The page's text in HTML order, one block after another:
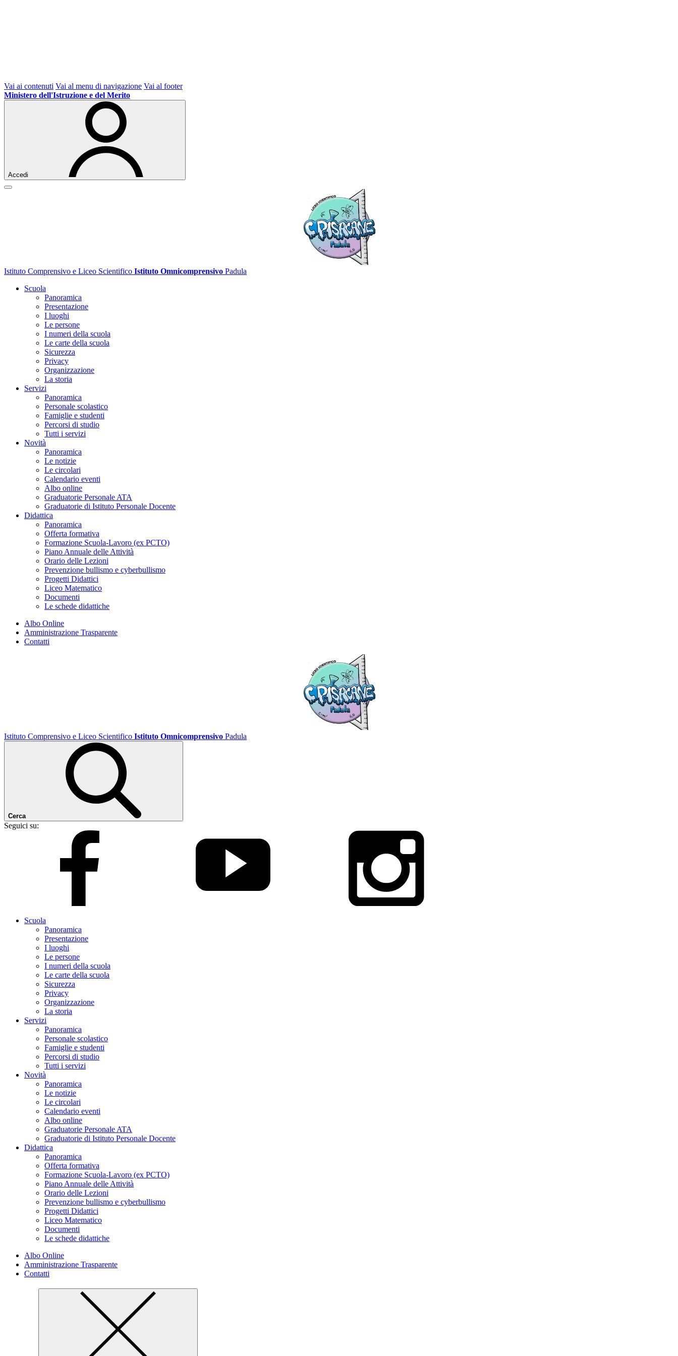
Vai ai contenuti Vai al menu di navigazione Vai al footer
Ministero dell'Istruzione e del Merito
Accedi
Istituto Comprensivo e Liceo Scientifico Istituto Omnicomprensivo Padula
Scuola
Panoramica
Presentazione
I luoghi
Le persone
I numeri della scuola
Le carte della scuola
Sicurezza
Privacy
Organizzazione
La storia
Servizi
Panoramica
Personale scolastico
Famiglie e studenti
Percorsi di studio
Tutti i servizi
Novità
Panoramica
Le notizie
Le circolari
Calendario eventi
Albo online
Graduatorie Personale ATA
Graduatorie di Istituto Personale Docente
Didattica
Panoramica
Offerta formativa
Formazione Scuola-Lavoro (ex PCTO)
Piano Annuale delle Attività
Orario delle Lezioni
Prevenzione bullismo e cyberbullismo
Progetti Didattici
Liceo Matematico
Documenti
Le schede didattiche
Albo Online
Amministrazione Trasparente
Contatti
Istituto Comprensivo e Liceo Scientifico Istituto Omnicomprensivo Padula
Cerca
Seguici su:
Scuola
Panoramica
Presentazione
I luoghi
Le persone
I numeri della scuola
Le carte della scuola
Sicurezza
Privacy
Organizzazione
La storia
Servizi
Panoramica
Personale scolastico
Famiglie e studenti
Percorsi di studio
Tutti i servizi
Novità
Panoramica
Le notizie
Le circolari
Calendario eventi
Albo online
Graduatorie Personale ATA
Graduatorie di Istituto Personale Docente
Didattica
Panoramica
Offerta formativa
Formazione Scuola-Lavoro (ex PCTO)
Piano Annuale delle Attività
Orario delle Lezioni
Prevenzione bullismo e cyberbullismo
Progetti Didattici
Liceo Matematico
Documenti
Le schede didattiche
Albo Online
Amministrazione Trasparente
Contatti